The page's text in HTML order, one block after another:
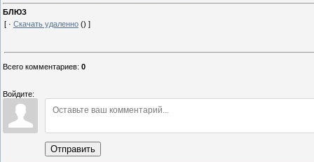
БЛЮЗ
[ · Скачать удаленно () ]
Всего комментариев: 0
Войдите:
Отправить